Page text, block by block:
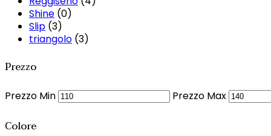
Shine (0)
Slip (3)
triangolo (3)
Prezzo
Prezzo Min Prezzo Max
Colore